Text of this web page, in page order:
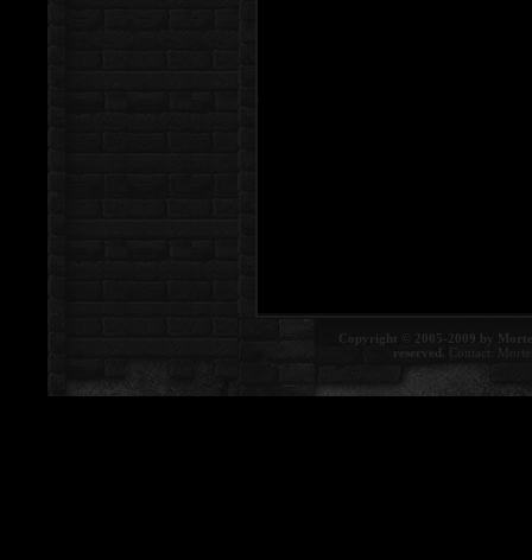
Copyright © 2005-2009 by
reserved. Contact: